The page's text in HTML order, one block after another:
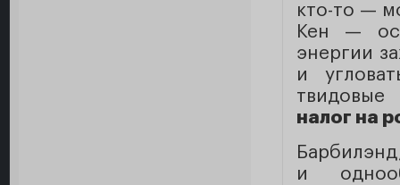
кто-то —
Кен —
энергии
и
налог на
и